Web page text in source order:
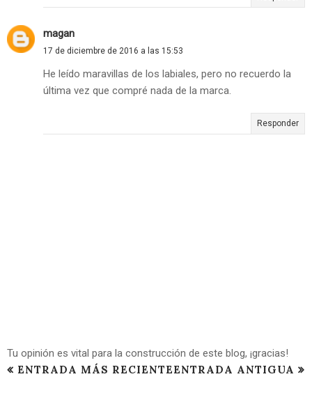
magan
17 de diciembre de 2016 a las 15:53
He leído maravillas de los labiales, pero no recuerdo la
última vez que compré nada de la marca.
Responder
Tu opinión es vital para la construcción de este blog, ¡gracias!
ENTRADA MÁS RECIENTEENTRADA ANTIGUA